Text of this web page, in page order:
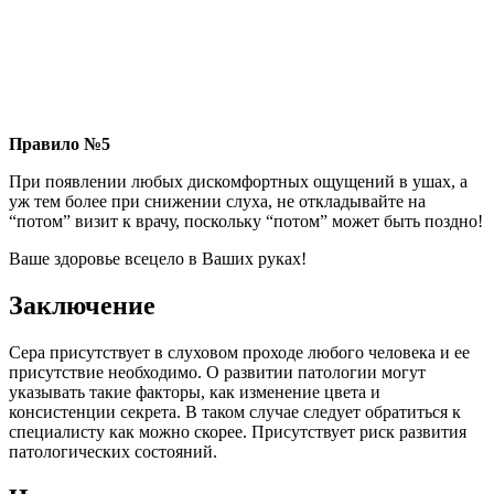
Правило №5
При появлении любых дискомфортных ощущений в ушах, а
уж тем более при снижении слуха, не откладывайте на
“потом” визит к врачу, поскольку “потом” может быть поздно!
Ваше здоровье всецело в Ваших руках!
Заключение
Сера присутствует в слуховом проходе любого человека и ее
присутствие необходимо. О развитии патологии могут
указывать такие факторы, как изменение цвета и
консистенции секрета. В таком случае следует обратиться к
специалисту как можно скорее. Присутствует риск развития
патологических состояний.